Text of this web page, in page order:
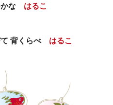
かな はるこ
て 背くらべ はるこ